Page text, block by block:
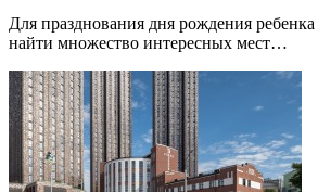
Для празднования дня рождения
найти множество интересных мест…